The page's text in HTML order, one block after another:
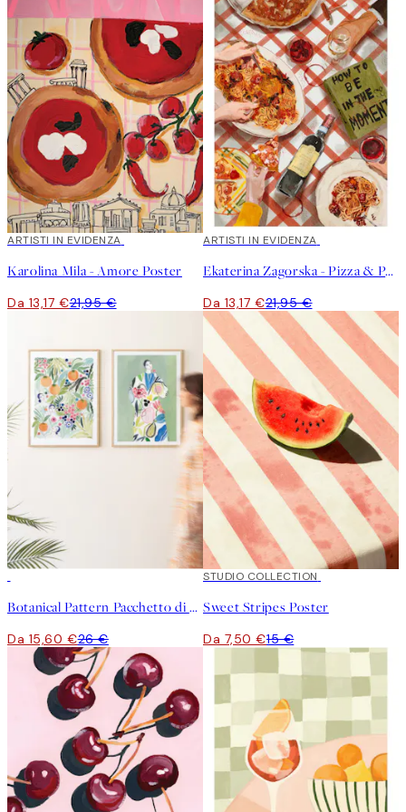
40%*
ARTISTI IN EVIDENZA
Karolina Mila - Amore Poster
Da 13,17 €21,95 €
40%*
ARTISTI IN EVIDENZA
Ekaterina Zagorska - Pizza & Pasta Party Poster
Da 13,17 €21,95 €
Botanical Pattern Pacchetto di Poster
Da 15,60 €26 €
50%*
STUDIO COLLECTION
Sweet Stripes Poster
Da 7,50 €15 €